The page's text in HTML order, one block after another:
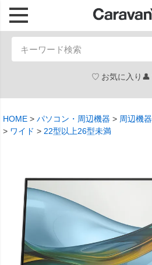
お気に入り
HOME パソコン・周辺機器 周辺機器
ワイド
22型以上26型未満